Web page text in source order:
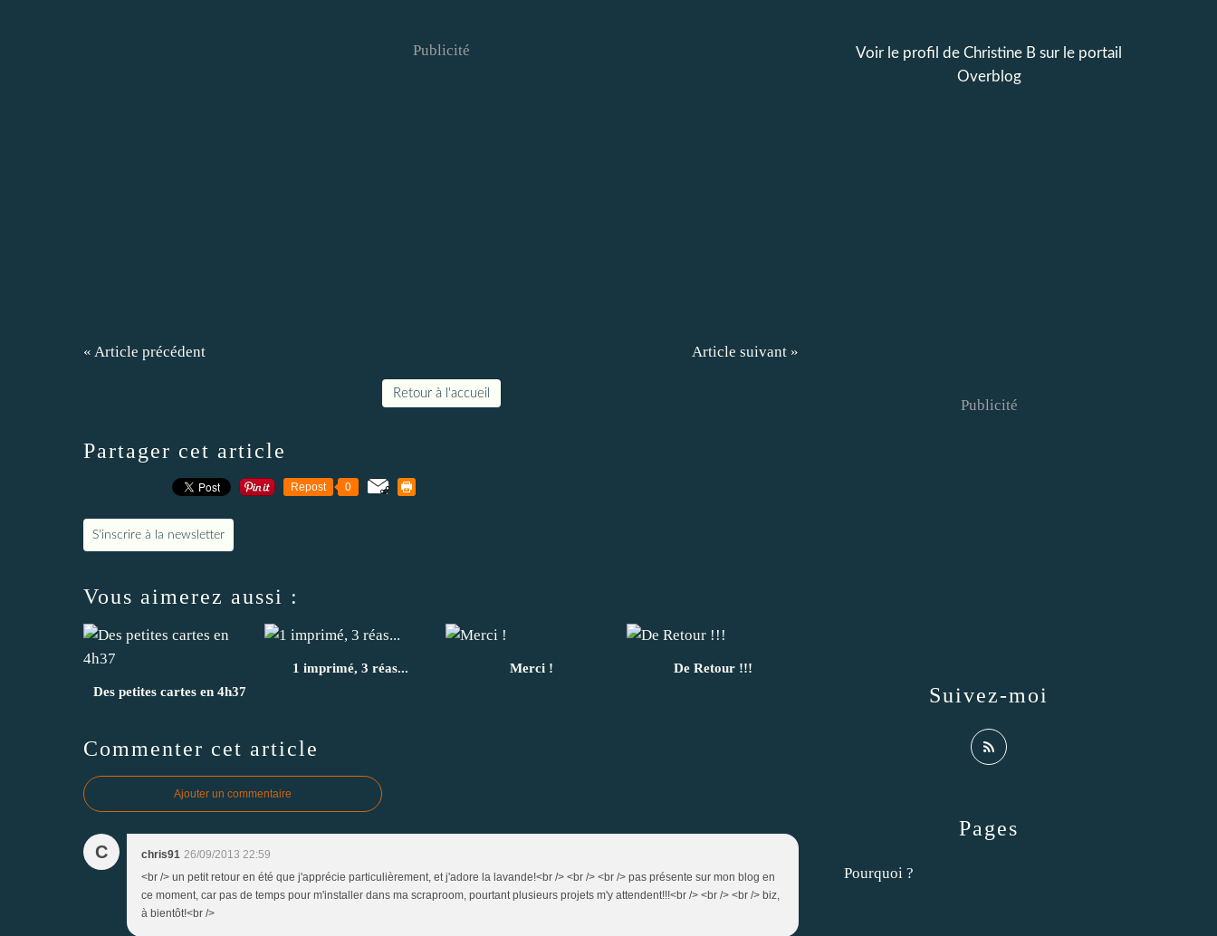
Publicité
« Article précédent Article suivant »
Retour à l'accueil
Partager cet article
Repost 0
S'inscrire à la newsletter
Vous aimerez aussi :
Des petites cartes en 4h37
1 imprimé, 3 réas... Merci ! De Retour !!!
Commenter cet article
Ajouter un commentaire
C chris91 26/09/2013 22:59
<br /> un petit retour en été que j'apprécie particulièrement, et j'adore la lavande!<br /> <br /> <br /> pas présente sur mon blog en
ce moment, car pas de temps pour m'installer dans ma scraproom, pourtant plusieurs projets m'y attendent!!!<br /> <br /> <br /> biz,
à bientôt!<br />
Pages
Pourquoi ?
Voir le profil de Christine B sur le portail
Overblog
Suivez-moi
Publicité